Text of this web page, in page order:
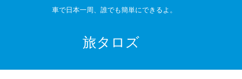
車で日本一周、誰でも簡単にできるよ。
旅タロズ